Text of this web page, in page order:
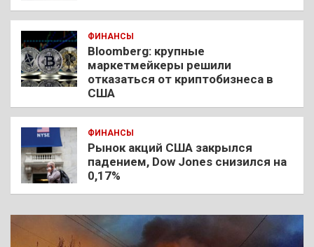
ФИНАНСЫ
Bloomberg: крупные
маркетмейкеры решили
отказаться от криптобизнеса в
США
ФИНАНСЫ
Рынок акций США закрылся
падением, Dow Jones снизился на
0,17%